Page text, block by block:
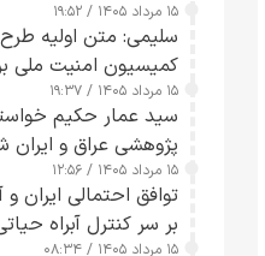
۱۵ مرداد ۱۴۰۵ / ۱۹:۵۲
سلیمی: متن اولیه
کمیسیون امنیت ملی
۱۵ مرداد ۱۴۰۵ / ۱۹:۳۷
سید عمار حکیم
پژوهشی عراق و ایران
۱۵ مرداد ۱۴۰۵ / ۱۲:۵۶
توافق احتمالی ایران
بر سر کنترل آبراه
۱۵ مرداد ۱۴۰۵ / ۰۸:۳۴